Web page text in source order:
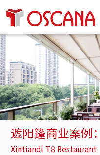
遮阳篷商业案例
Xintiandi T8 Restaurant